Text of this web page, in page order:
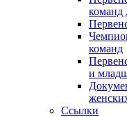
команд
команд
и
Ссылки